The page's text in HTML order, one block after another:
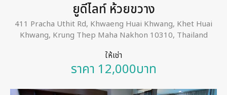
ยูดีไลท์ ห้วยขวาง
411 Pracha Uthit Rd, Khwaeng Huai Khwang, Khet Huai
Khwang, Krung Thep Maha Nakhon 10310, Thailand
ให้เช่า
ราคา 12,000บาท